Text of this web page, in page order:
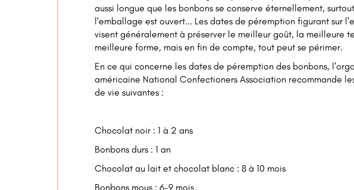
aussi longue que les bonbons se conserve éternellement,
l'emballage est ouvert... Les dates de péremption figurant sur
visent généralement à préserver le meilleur goût, la meilleure
meilleure forme, mais en fin de compte, tout peut se périmer.
En ce qui concerne les dates de péremption des bonbons,
américaine National Confectioners Associationrecommande
de vie suivantes :
Chocolat noir : 1 à 2 ans
Bonbons durs : 1 an
Chocolat au lait et chocolat blanc : 8 à 10 mois
Bonbons mous : 6-9 mois